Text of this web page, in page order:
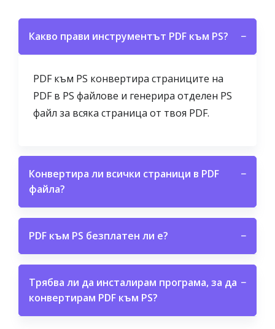
Какво прави инструментът PDF към PS? −
PDF към PS конвертира страниците на
PDF в PS файлове и генерира отделен PS
файл за всяка страница от твоя PDF.
Конвертира ли всички страници в PDF
файла?
−
PDF към PS безплатен ли е? −
Трябва ли да инсталирам програма, за да
конвертирам PDF към PS?
−